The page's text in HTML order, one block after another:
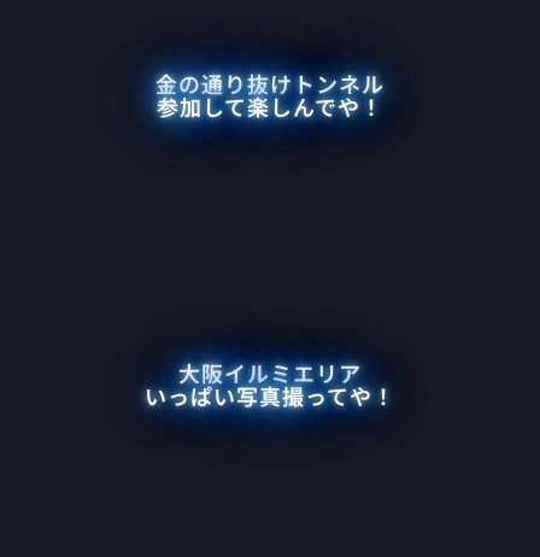
金の通り抜けトンネル
参加して楽しんでや！
大阪イルミエリア
いっぱい写真撮ってや！